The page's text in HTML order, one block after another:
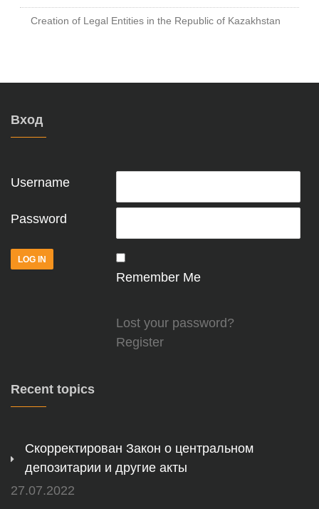
Creation of Legal Entities in the Republic of Kazakhstan
Вход
Username
Password
Remember Me
Lost your password?
Register
Recent topics
Скорректирован Закон о центральном
депозитарии и другие акты
27.07.2022